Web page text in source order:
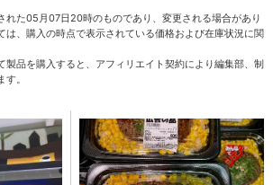
れた05月07日20時のものであり、変更される場合があり
は、購入の時点で表示されている価格および在庫状況に関
製品を購入すると、アフィリエイト契約により編集部、制
。